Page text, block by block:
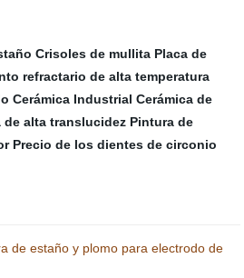
Crisoles de mullita Placa de
refractario de alta temperatura
Cerámica Industrial Cerámica de
de alta translucidez Pintura de
Precio de los dientes de circonio
de estaño y plomo para electrodo de